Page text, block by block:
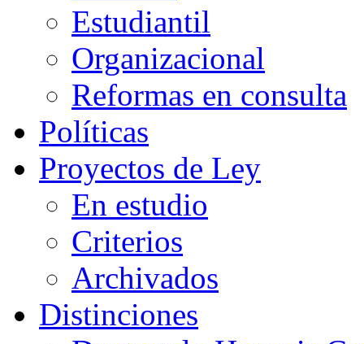
Estudiantil
Organizacional
Reformas en consulta
Políticas
Proyectos de Ley
En estudio
Criterios
Archivados
Distinciones